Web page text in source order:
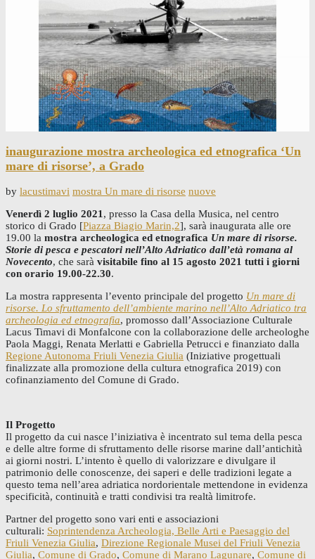
inaugurazione mostra archeologica ed etnografica ‘Un
mare di risorse’, a Grado
by lacustimavi mostra Un mare di risorse nuove
Venerdì 2 luglio 2021, presso la Casa della Musica, nel centro
storico di Grado [Piazza Biagio Marin,2], sarà inaugurata alle ore
19.00 la mostra archeologica ed etnografica Un mare di risorse.
Storie di pesca e pescatori nell’Alto Adriatico dall’età romana al
Novecento, che sarà visitabile fino al 15 agosto 2021 tutti i giorni
con orario 19.00-22.30.
La mostra rappresenta l’evento principale del progetto Un mare di
risorse. Lo sfruttamento dell’ambiente marino nell’Alto Adriatico tra
archeologia ed etnografia, promosso dall’Associazione Culturale
Lacus Timavi di Monfalcone con la collaborazione delle archeologhe
Paola Maggi, Renata Merlatti e Gabriella Petrucci e finanziato dalla
Regione Autonoma Friuli Venezia Giulia (Iniziative progettuali
finalizzate alla promozione della cultura etnografica 2019) con
cofinanziamento del Comune di Grado.
Il Progetto
Il progetto da cui nasce l’iniziativa è incentrato sul tema della pesca
e delle altre forme di sfruttamento delle risorse marine dall’antichità
ai giorni nostri. L’intento è quello di valorizzare e divulgare il
patrimonio delle conoscenze, dei saperi e delle tradizioni legate a
questo tema nell’area adriatica nordorientale mettendone in evidenza
specificità, continuità e tratti condivisi tra realtà limitrofe.
Partner del progetto sono vari enti e associazioni
culturali: Soprintendenza Archeologia, Belle Arti e Paesaggio del
Friuli Venezia Giulia, Direzione Regionale Musei del Friuli Venezia
Giulia, Comune di Grado, Comune di Marano Lagunare, Comune di